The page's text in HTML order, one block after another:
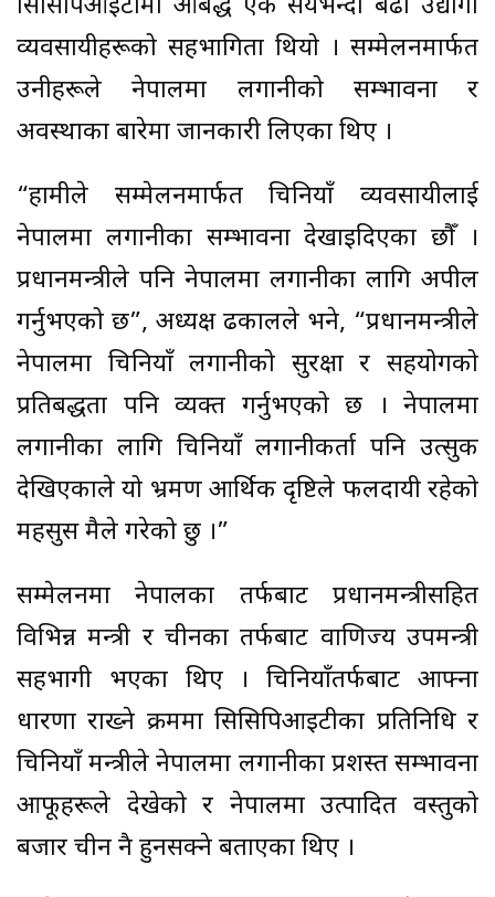
सिसिपिआइटीमा आबद्ध एक सयभन्दा बढी उद्योगी
व्यवसायीहरूको सहभागिता थियो । सम्मेलनमार्फत
उनीहरूले नेपालमा लगानीको सम्भावना र
अवस्थाका बारेमा जानकारी लिएका थिए ।
“हामीले सम्मेलनमार्फत चिनियाँ व्यवसायीलाई
नेपालमा लगानीका सम्भावना देखाइदिएका छौँ ।
प्रधानमन्त्रीले पनि नेपालमा लगानीका लागि अपील
गर्नुभएको छ”, अध्यक्ष ढकालले भने, “प्रधानमन्त्रीले
नेपालमा चिनियाँ लगानीको सुरक्षा र सहयोगको
प्रतिबद्धता पनि व्यक्त गर्नुभएको छ । नेपालमा
लगानीका लागि चिनियाँ लगानीकर्ता पनि उत्सुक
देखिएकाले यो भ्रमण आर्थिक दृष्टिले फलदायी रहेको
महसुस मैले गरेको छु ।”
सम्मेलनमा नेपालका तर्फबाट प्रधानमन्त्रीसहित
विभिन्न मन्त्री र चीनका तर्फबाट वाणिज्य उपमन्त्री
सहभागी भएका थिए । चिनियाँतर्फबाट आफ्ना
धारणा राख्ने क्रममा सिसिपिआइटीका प्रतिनिधि र
चिनियाँ मन्त्रीले नेपालमा लगानीका प्रशस्त सम्भावना
आफूहरूले देखेको र नेपालमा उत्पादित वस्तुको
बजार चीन नै हुनसक्ने बताएका थिए ।